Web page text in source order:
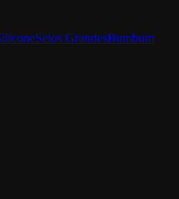
Seios GrandesBumbum